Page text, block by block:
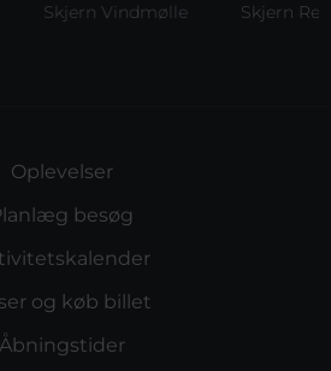
Skjern Vindmølle Skjern
Oplevelser
besøg
og køb billet
Åbningstider